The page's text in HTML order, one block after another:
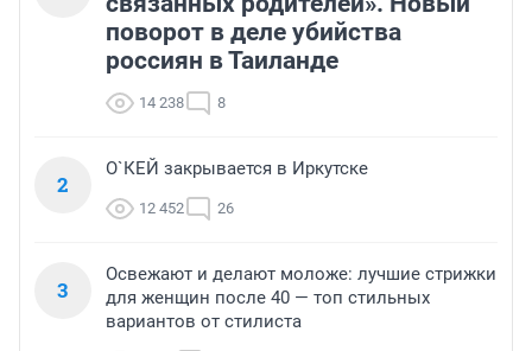
поворот в деле убийства
россиян в Таиланде
14 238 8
2
О`КЕЙ закрывается в Иркутске
12 452 26
3
Освежают и делают моложе: лучшие стрижки
для женщин после 40 — топ стильных
вариантов от стилиста